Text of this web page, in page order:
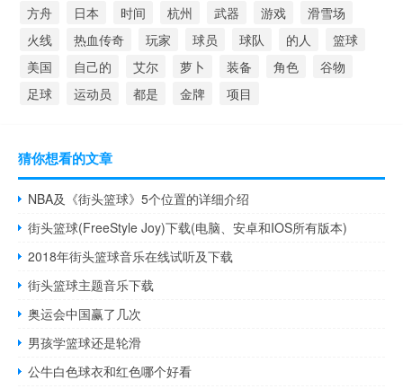
方舟
日本 时间 杭州 武器 游戏
滑雪场
火线
热血传奇 玩家 球员 球队 的人
篮球
美国
自己的 艾尔 萝卜 装备 角色
谷物
足球
运动员 都是 金牌 项目
猜你想看的文章
NBA及《街头篮球》5个位置的详细介绍
街头篮球(FreeStyle Joy)下载(电脑、安卓和IOS所有版本)
2018年街头篮球音乐在线试听及下载
街头篮球主题音乐下载
奥运会中国赢了几次
男孩学篮球还是轮滑
公牛白色球衣和红色哪个好看